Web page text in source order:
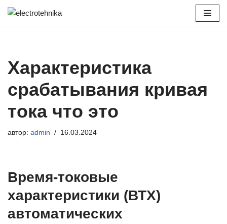
Характеристика
срабатывания кривая
тока что это
автор: admin 16.03.2024
Время-токовые
характеристики (ВТХ)
автоматических